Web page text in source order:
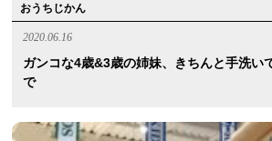
おうちじかん
2020.06.16
ガンコな4歳&3歳の姉妹、きちんと手洗い
で